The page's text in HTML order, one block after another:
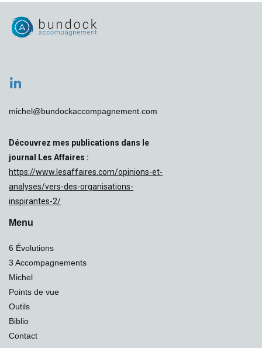
michel@bundockaccompagnement.com
Découvrez mes publications dans le
journal Les Affaires :
https://www.lesaffaires.com/opinions-et-
analyses/vers-des-organisations-
inspirantes-2/
Menu
6 Évolutions
3 Accompagnements
Michel
Points de vue
Outils
Biblio
Contact